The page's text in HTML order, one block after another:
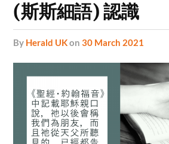
(斯斯細語) 認識
by Herald UKon30 March 2021